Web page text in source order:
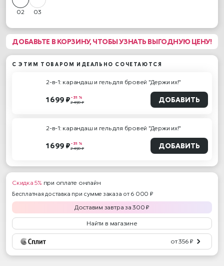
02 03
ДОБАВЬТЕ В КОРЗИНУ, ЧТОБЫ УЗНАТЬ ВЫГОДНУЮ ЦЕНУ!
С ЭТИМ ТОВАРОМ ИДЕАЛЬНО СОЧЕТАЮТСЯ
2-в-1: карандаш и гель для бровей "Держи их!"
1 699 ₽- 31 %
2 490 ₽
ДОБАВИТЬ
2-в-1: карандаш и гель для бровей "Держи их!"
1 699 ₽- 31 %
2 490 ₽
ДОБАВИТЬ
Скидка 5% при оплате онлайн
Бесплатная доставка при сумме заказа от 6 000 ₽
Доставим завтра за300 ₽
Найти в магазине
от 356 ₽